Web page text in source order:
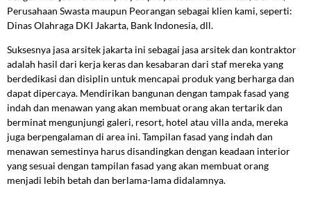
Perusahaan Swasta maupun Peorangan sebagai klien kami, seperti:
Dinas Olahraga DKI Jakarta, Bank Indonesia, dll.
Suksesnya jasa arsitek jakarta ini sebagai jasa arsitek dan kontraktor
adalah hasil dari kerja keras dan kesabaran dari staf mereka yang
berdedikasi dan disiplin untuk mencapai produk yang berharga dan
dapat dipercaya. Mendirikan bangunan dengan tampak fasad yang
indah dan menawan yang akan membuat orang akan tertarik dan
berminat mengunjungi galeri, resort, hotel atau villa anda, mereka
juga berpengalaman di area ini. Tampilan fasad yang indah dan
menawan semestinya harus disandingkan dengan keadaan interior
yang sesuai dengan tampilan fasad yang akan membuat orang
menjadi lebih betah dan berlama-lama didalamnya.